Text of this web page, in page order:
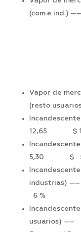
(com.e
Vapor de
(resto
12,65 $
5,30 $
6 %